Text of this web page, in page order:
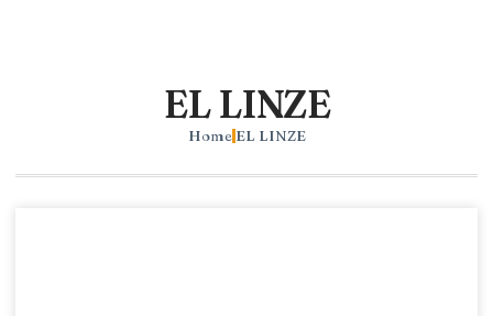
EL LINZE
Home EL LINZE